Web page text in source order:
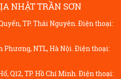
NHẬT TRẦN SƠN
TP. Thái Nguyên. Điện thoại:
Phương, NTL, Hà Nội. Điện thoại:
Q12, TP. Hồ Chí Minh. Điện thoại: